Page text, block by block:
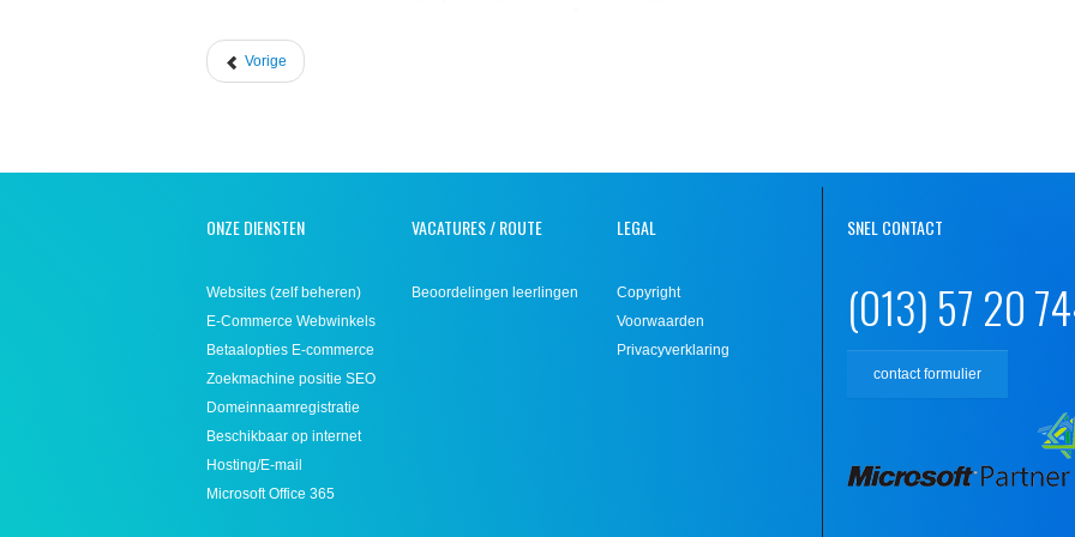
Vorige
ONZE DIENSTEN
Websites (zelf beheren)
E-Commerce Webwinkels
Betaalopties E-commerce
Zoekmachine positie SEO
Domeinnaamregistratie
Beschikbaar op internet
Hosting/E-mail
Microsoft Office 365
VACATURES / ROUTE
Beoordelingen leerlingen
LEGAL
Copyright
Voorwaarden
Privacyverklaring
SNEL CONTACT
(013) 57 20
contact formulier